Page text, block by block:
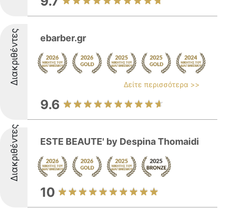
Διακριθέντες ebarber.gr
Δείτε περισσότερα >>
9.6
Διακριθέντες ESTE BEAUTE' by Despina Thomaidi
10